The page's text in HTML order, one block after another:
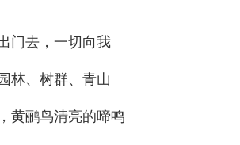
门去，一切向我
林、树群、青山
黄鹂鸟清亮的啼鸣